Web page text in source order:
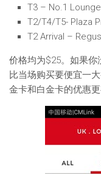
T3 – No.1 Lounge
T2/T4/T5- Plaza
T2 Arrival –
价格均为$25。如果你
比当场购买要便宜一
金卡和白金卡的优惠